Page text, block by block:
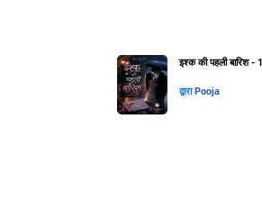
इश्क की पहली बारिश - 1
द्वारा Pooja